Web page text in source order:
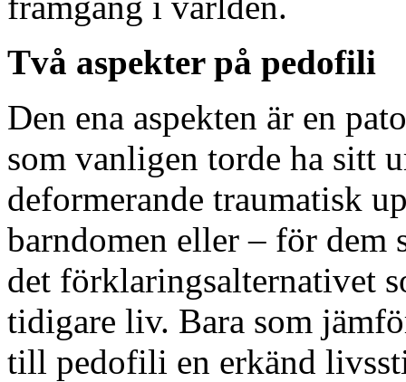
Två aspekter på pedofili
Den ena aspekten är en
som vanligen torde ha sitt
deformerande traumatisk
barndomen eller – för dem
det förklaringsalternativet
tidigare liv. Bara som
till pedofili en erkänd